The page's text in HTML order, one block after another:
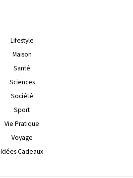
Lifestyle
Maison
Santé
Sciences
Société
Sport
Vie Pratique
Voyage
Idées Cadeaux